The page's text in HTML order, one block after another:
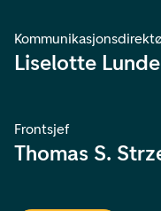
Liselotte Lunde
Frontsjef
Thomas S.